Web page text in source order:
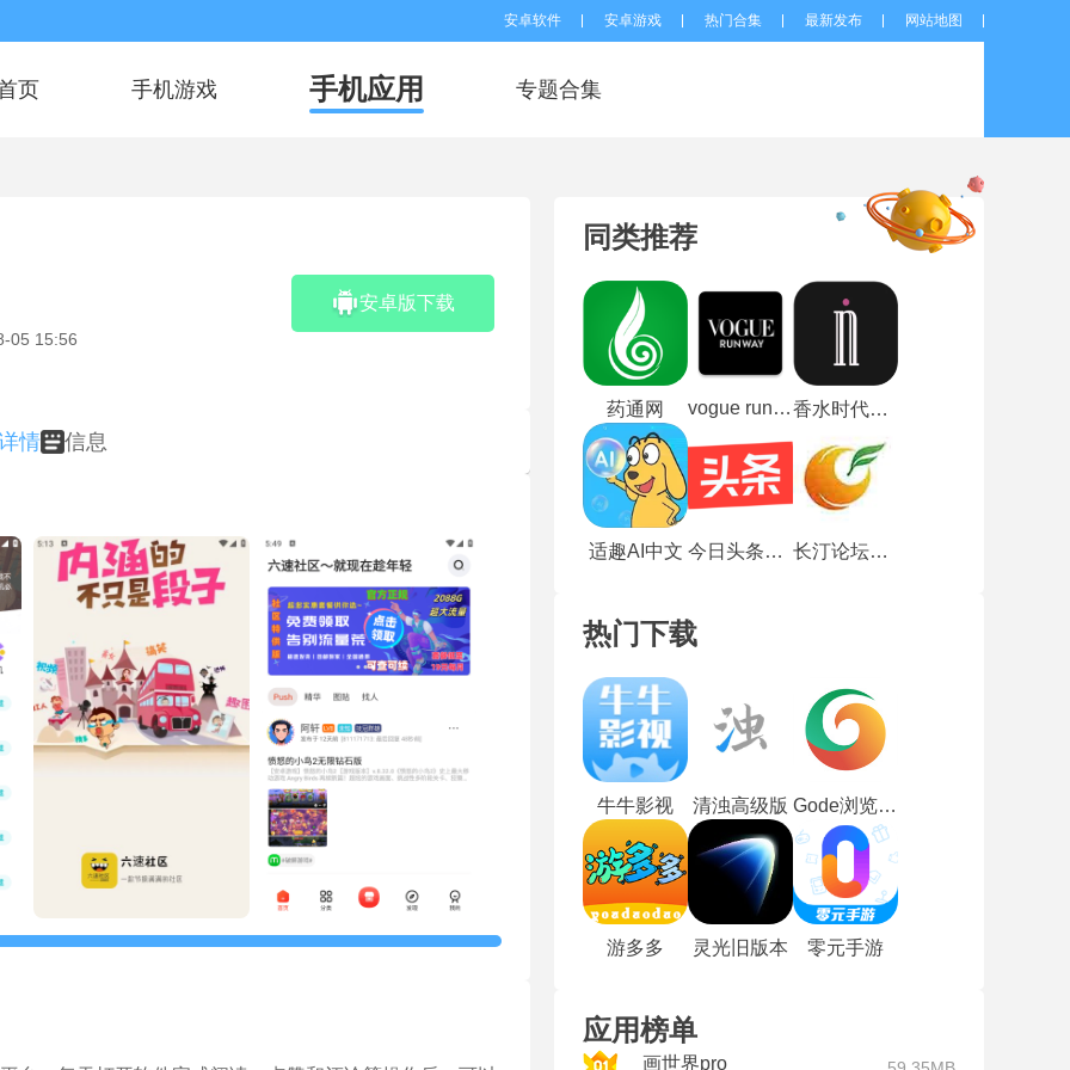
安卓软件 安卓游戏 热门合集 最新发布 网站地图
页 手机游戏 手机应用 专题合集
05 15:56
安卓版下载
情 信息
同类推荐
药通网 vogue runway 香水时代最新版
适趣AI中文 今日头条极速版 长汀论坛手机版
热门下载
牛牛影视 清浊高级版 Gode浏览器最新版
游多多 灵光旧版本 零元手游
应用榜单
画世界pro